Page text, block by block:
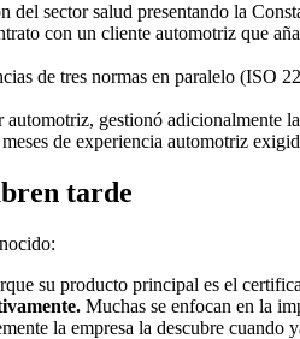
del sector salud presentando la
con un cliente automotriz que
de tres normas en paralelo (ISO
automotriz, gestionó adicionalmente la
de experiencia automotriz
tarde
su producto principal es el
Muchas se enfocan en la
la empresa la descubre cuando